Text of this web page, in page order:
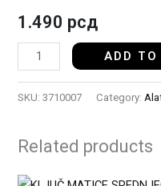
1.490 рсд
ADD TO
SKU:3710007 Category:
Related products